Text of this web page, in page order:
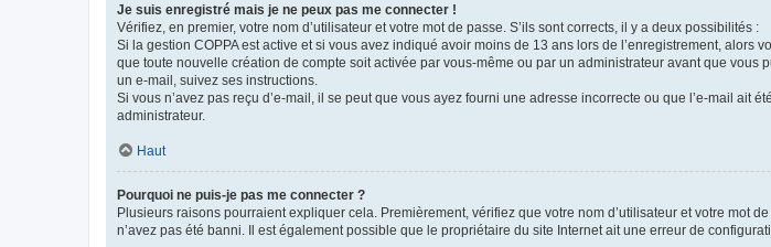
Je suis enregistré mais je ne peux pas me connecter !
Vérifiez, en premier, votre nom d’utilisateur et votre mot de passe. S’ils sont corrects, il y a deux possibilités :
Si la gestion COPPA est active et si vous avez indiqué avoir moins de 13 ans lors de l’enregistrement,
que toute nouvelle création de compte soit activée par vous-même ou par un administrateur avant que
un e-mail, suivez ses instructions.
Si vous n’avez pas reçu d’e-mail, il se peut que vous ayez fourni une adresse incorrecte ou que l’e-mail ait
administrateur.
Haut
Pourquoi ne puis-je pas me connecter ?
Plusieurs raisons pourraient expliquer cela. Premièrement, vérifiez que votre nom d’utilisateur et votre mot
n’avez pas été banni. Il est également possible que le propriétaire du site Internet ait une erreur de